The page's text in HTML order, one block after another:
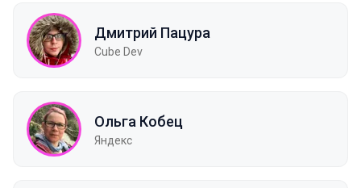
Дмитрий Пацура
Cube Dev
Ольга Кобец
Яндекс